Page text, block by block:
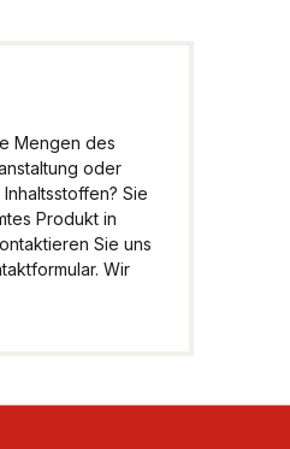
Mengen des
oder
Sie
Produkt in
Sie uns
Wir